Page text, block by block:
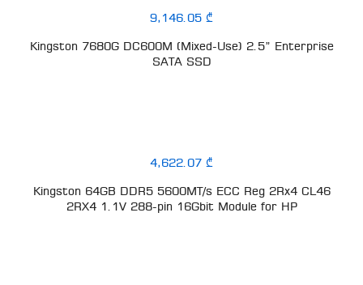
9,146.05 ₾
Kingston 7680G DC600M (Mixed-Use) 2.5” Enterprise
SATA SSD
4,622.07 ₾
Kingston 64GB DDR5 5600MT/s ECC Reg 2Rx4 CL46
2RX4 1.1V 288-pin 16Gbit Module for HP